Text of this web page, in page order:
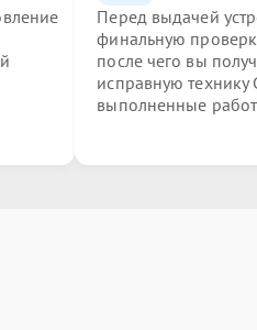
Перед выдачей
финальную
после чего вы
исправную технику
выполненные